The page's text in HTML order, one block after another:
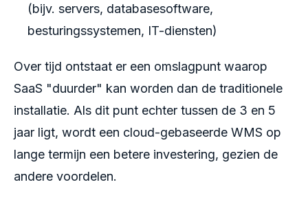
(bijv. servers, databasesoftware,
besturingssystemen, IT-diensten)
Over tijd ontstaat er een omslagpunt waarop
SaaS "duurder" kan worden dan de traditionele
installatie. Als dit punt echter tussen de 3 en 5
jaar ligt, wordt een cloud-gebaseerde WMS op
lange termijn een betere investering, gezien de
andere voordelen.